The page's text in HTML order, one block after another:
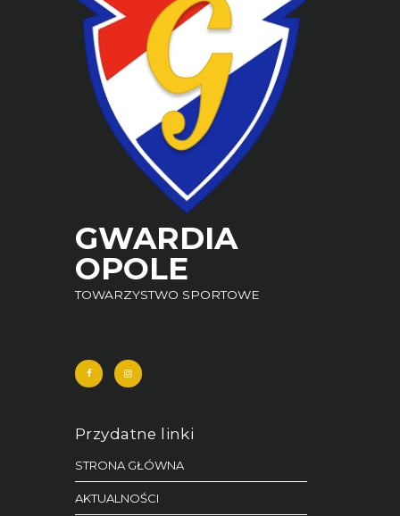
GWARDIA
OPOLE
TOWARZYSTWO SPORTOWE
Przydatne linki
STRONA GŁÓWNA
AKTUALNOŚCI